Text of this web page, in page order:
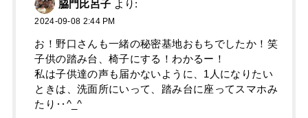
脇門比呂子 より:
2024-09-08 2:44 PM
お！野口さんも一緒の秘密基地おもちでしたか！笑
子供の踏み台、椅子にする！わかるー！
私は子供達の声も届かないように、1人になりたい
ときは、洗面所にいって、踏み台に座ってスマホみ
たり‥^_^